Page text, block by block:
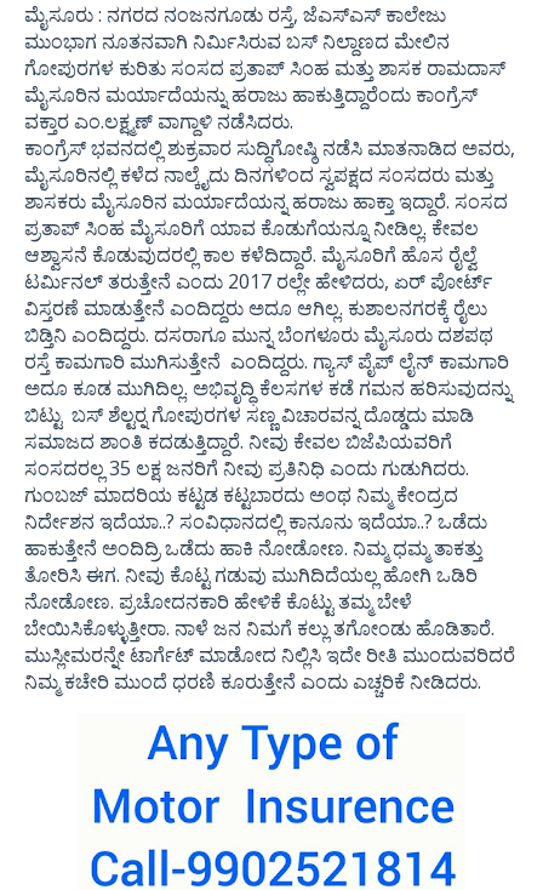
ಮೈಸೂರು : ನಗರದ ನಂಜನಗೂಡು ರಸ್ತೆ, ಜೆಎಸ್‍ಎಸ್ ಕಾಲೇಜು
ಮುಂಭಾಗ ನೂತನವಾಗಿ ನಿರ್ಮಿಸಿರುವ ಬಸ್ ನಿಲ್ದಾಣದ ಮೇಲಿನ
ಗೋಪುರಗಳ ಕುರಿತು ಸಂಸದ ಪ್ರತಾಪ್ ಸಿಂಹ ಮತ್ತು ಶಾಸಕ ರಾಮದಾಸ್
ಮೈಸೂರಿನ ಮರ್ಯಾದೆಯನ್ನು ಹರಾಜು ಹಾಕುತ್ತಿದ್ದಾರೆಂದು ಕಾಂಗ್ರೆಸ್
ವಕ್ತಾರ ಎಂ.ಲಕ್ಷ್ಮಣ್ ವಾಗ್ದಾಳಿ ನಡೆಸಿದರು.
ಕಾಂಗ್ರೆಸ್ ಭವನದಲ್ಲಿ ಶುಕ್ರವಾರ ಸುದ್ಧಿಗೋಷ್ಠಿ ನಡೆಸಿ ಮಾತನಾಡಿದ ಅವರು,
ಮೈಸೂರಿನಲ್ಲಿ ಕಳೆದ ನಾಲ್ಕೈದು ದಿನಗಳಿಂದ ಸ್ವಪಕ್ಷದ ಸಂಸದರು ಮತ್ತು
ಶಾಸಕರು ಮೈಸೂರಿನ ಮರ್ಯಾದೆಯನ್ನ ಹರಾಜು ಹಾಕ್ತಾ ಇದ್ದಾರೆ. ಸಂಸದ
ಪ್ರತಾಪ್ ಸಿಂಹ ಮೈಸೂರಿಗೆ ಯಾವ ಕೊಡುಗೆಯನ್ನೂ ನೀಡಿಲ್ಲ. ಕೇವಲ
ಆಶ್ವಾಸನೆ ಕೊಡುವುದರಲ್ಲಿ ಕಾಲ ಕಳೆದಿದ್ದಾರೆ. ಮೈಸೂರಿಗೆ ಹೊಸ ರೈಲ್ವೆ
ಟರ್ಮಿನಲ್ ತರುತ್ತೇನೆ ಎಂದು 2017 ರಲ್ಲೇ ಹೇಳಿದರು, ಏರ್ ಪೋರ್ಟ್
ವಿಸ್ತರಣೆ ಮಾಡುತ್ತೇನೆ ಎಂದಿದ್ದರು ಅದೂ ಆಗಿಲ್ಲ. ಕುಶಾಲನಗರಕ್ಕೆ ರೈಲು
ಬಿಡ್ತಿನಿ ಎಂದಿದ್ದರು. ದಸರಾಗೂ ಮುನ್ನ ಬೆಂಗಳೂರು ಮೈಸೂರು ದಶಪಥ
ರಸ್ತೆ ಕಾಮಗಾರಿ ಮುಗಿಸುತ್ತೇನೆ ಎಂದಿದ್ದರು. ಗ್ಯಾಸ್ ಪೈಪ್ ಲೈನ್ ಕಾಮಗಾರಿ
ಅದೂ ಕೂಡ ಮುಗಿದಿಲ್ಲ. ಅಭಿವೃದ್ಧಿ ಕೆಲಸಗಳ ಕಡೆ ಗಮನ ಹರಿಸುವುದನ್ನು
ಬಿಟ್ಟು ಬಸ್ ಶೆಲ್ಟರ್‍ನ ಗೋಪುರಗಳ ಸಣ್ಣ ವಿಚಾರವನ್ನ ದೊಡ್ಡದು ಮಾಡಿ
ಸಮಾಜದ ಶಾಂತಿ ಕದಡುತ್ತಿದ್ದಾರೆ. ನೀವು ಕೇವಲ ಬಿಜೆಪಿಯವರಿಗೆ
ಸಂಸದರಲ್ಲ 35 ಲಕ್ಷ ಜನರಿಗೆ ನೀವು ಪ್ರತಿನಿಧಿ ಎಂದು ಗುಡುಗಿದರು.
ಗುಂಬಜ್ ಮಾದರಿಯ ಕಟ್ಟಡ ಕಟ್ಟಬಾರದು ಅಂಥ ನಿಮ್ಮ ಕೇಂದ್ರದ
ನಿರ್ದೇಶನ ಇದೆಯಾ..? ಸಂವಿಧಾನದಲ್ಲಿ ಕಾನೂನು ಇದೆಯಾ..? ಒಡೆದು
ಹಾಕುತ್ತೇನೆ ಅಂದಿದ್ರಿ ಒಡೆದು ಹಾಕಿ ನೋಡೋಣ. ನಿಮ್ಮ ಧಮ್ಮ ತಾಕತ್ತು
ತೋರಿಸಿ ಈಗ. ನೀವು ಕೊಟ್ಟ ಗಡುವು ಮುಗಿದಿದೆಯಲ್ಲ ಹೋಗಿ ಒಡಿರಿ
ನೋಡೋಣ. ಪ್ರಚೋದನಕಾರಿ ಹೇಳಿಕೆ ಕೊಟ್ಟು ತಮ್ಮ ಬೇಳೆ
ಬೇಯಿಸಿಕೊಳ್ಳುತ್ತೀರಾ. ನಾಳೆ ಜನ ನಿಮಗೆ ಕಲ್ಲು ತಗೋಂಡು ಹೊಡಿತಾರೆ.
ಮುಸ್ಲೀಮರನ್ನೇ ಟಾರ್ಗೆಟ್ ಮಾಡೋದ ನಿಲ್ಲಿಸಿ ಇದೇ ರೀತಿ ಮುಂದುವರಿದರೆ
ನಿಮ್ಮ ಕಚೇರಿ ಮುಂದೆ ಧರಣಿ ಕೂರುತ್ತೇನೆ ಎಂದು ಎಚ್ಚರಿಕೆ ನೀಡಿದರು.